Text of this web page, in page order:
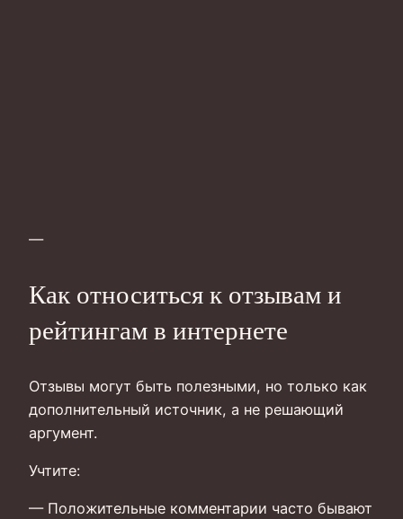
—
Как относиться к отзывам и
рейтингам в интернете
Отзывы могут быть полезными, но только как
дополнительный источник, а не решающий
аргумент.
Учтите:
— Положительные комментарии часто бывают